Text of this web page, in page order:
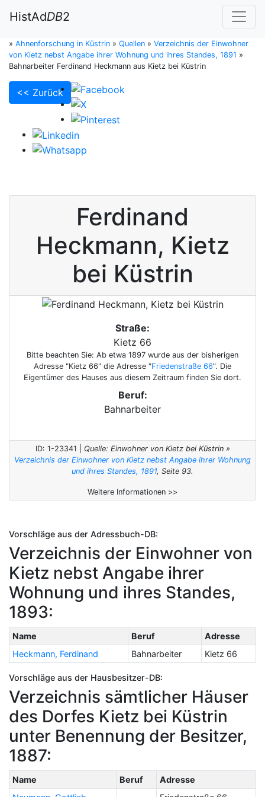
HistAdDB2
» Ahnenforschung in Küstrin » Quellen » Verzeichnis der Einwohner
von Kietz nebst Angabe ihrer Wohnung und ihres Standes, 1891 »
Bahnarbeiter Ferdinand Heckmann aus Kietz bei Küstrin
<< Zurück
Ferdinand
Heckmann, Kietz
bei Küstrin
Straße:
Kietz 66
Bitte beachten Sie: Ab etwa 1897 wurde aus der bisherigen
Adresse "Kietz 66" die Adresse "Friedenstraße 66". Die
Eigentümer des Hauses aus diesem Zeitraum finden Sie dort.
Beruf:
Bahnarbeiter
ID: 1-23341 | Quelle: Einwohner von Kietz bei Küstrin »
Verzeichnis der Einwohner von Kietz nebst Angabe ihrer Wohnung
und ihres Standes, 1891, Seite 93.
Weitere Informationen >>
Vorschläge aus der Adressbuch-DB:
Verzeichnis der Einwohner von
Kietz nebst Angabe ihrer
Wohnung und ihres Standes,
1893:
Name Beruf
Adresse
Heckmann, Ferdinand
Bahnarbeiter Kietz 66
Vorschläge aus der Hausbesitzer-DB:
Verzeichnis sämtlicher Häuser
des Dorfes Kietz bei Küstrin
unter Benennung der Besitzer,
1887:
Name Beruf
Adresse